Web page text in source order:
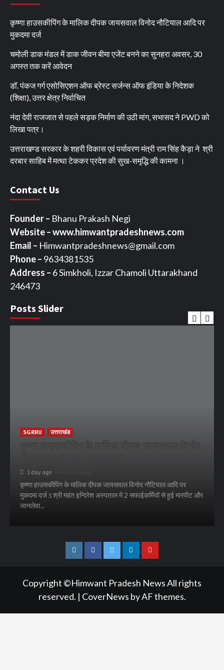
कृष्णा हाउसकीपिंग के मालिक दीपक जायसवाल विनोद नौटियाल आदि पर
मुकदमा दर्ज
चमोली डाक मंडल में डाक जीवन बीमा एजेंट बनने का सुनहरा अवसर, 30
अगस्त तक करें आवेदन
डॉ. पंकज गर्ग एसोसिएशन ऑफ ब्रेस्ट सर्जन्स ऑफ इंडिया के निदेशक
(शिक्षा), उत्तर क्षेत्र निर्वाचित
नंदा देवी राजजात से पहले सड़क निर्माण की उठी मांग, सभासद ने PWD को
लिखा पत्र।
उत्तराखण्ड सरकार के शहरी विकास एवं पर्यावरण मंत्री राम सिंह कैड़ा ने श्री
दरबार साहिब में मत्था टेककर प्रदेश की सुख-समृद्धि की कामना ।
Contact Us
Founder – Bhanu Prakash Negi
Website – www.himwantpradeshnews.com
Email – Himwantpradeshnews@gmail.com
Phone – 9634381535
Address – 6 Simkholi, Izzar Chamoli Uttarakhand
246473
Posts Slider
SGRRU उत्तराखंड
1 day ago
कृष्णा हाउसकीपिंग के मालिक दीपक जायसवाल विनोद नौटियाल आदि पर
मुकदमा दर्ज ऽ श्री महंत इन्दिरेश अस्पताल में 2 सफाईकर्मियों से हुई मारपीट और
जानलेवा...
InstagramFacebookTwitterLinkedinYoutube
Copyright ©Himwant Pradesh News All rights
reserved. | CoverNews by AF themes.